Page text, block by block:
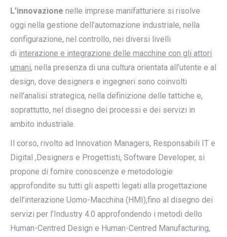
L’innovazione nelle imprese manifatturiere si risolve
oggi nella gestione dell’automazione industriale, nella
configurazione, nel controllo, nei diversi livelli
di interazione e integrazione delle macchine con gli attori
umani, nella presenza di una cultura orientata all’utente e al
design, dove designers e ingegneri sono coinvolti
nell’analisi strategica, nella definizione delle tattiche e,
soprattutto, nel disegno dei processi e dei servizi in
ambito industriale.
Il corso, rivolto ad Innovation Managers, Responsabili IT e
Digital ,Designers e Progettisti, Software Developer, si
propone di fornire conoscenze e metodologie
approfondite su tutti gli aspetti legati alla progettazione
dell’interazione Uomo-Macchina (HMI),fino al disegno dei
servizi per l’Industry 4.0 approfondendo i metodi dello
Human-Centred Design e Human-Centred Manufacturing,